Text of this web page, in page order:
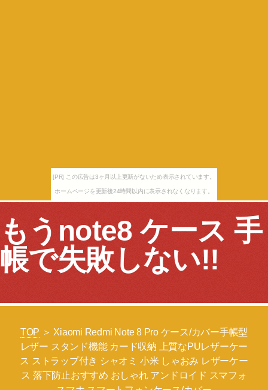
[PR] この広告は3ヶ月以上更新がないため表示されています。
ホームページを更新後24時間以内に表示されなくなります。
もうnote8 ケース 手
帳で失敗しない!!
TOP ＞ Xiaomi Redmi Note 8 Pro ケース/カバー手帳型
レザー スタンド機能 カード収納 上質なPUレザーケー
ス ストラップ付き シャオミ 小米 しゃおみ レザーケー
ス 落下防止おすすめ おしゃれ アンドロイド スマフォ